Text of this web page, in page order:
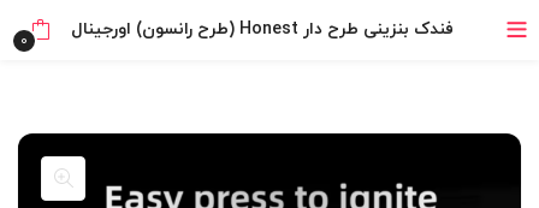
خرید قسطی با ترب‌پیفندک بنزینی طرح دار Honest (طرح رانسون) اورجینال 0